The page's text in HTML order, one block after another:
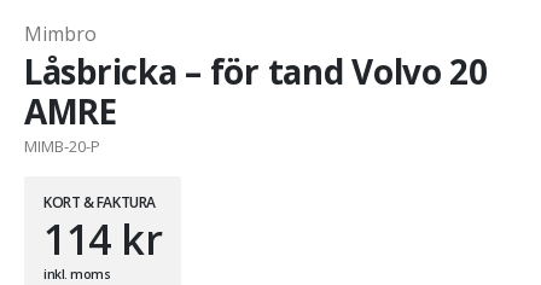
Mimbro
Låsbricka – för tand Volvo 20
AMRE
MIMB-20-P
KORT & FAKTURA
114 kr
inkl. moms